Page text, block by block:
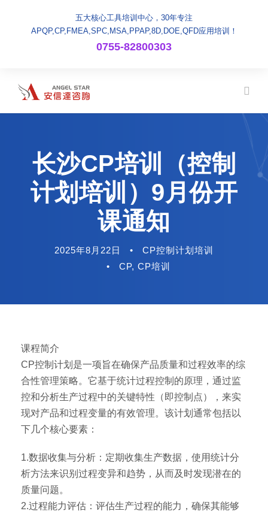
五大核心工具培训中心，30年专注
APQP,CP,FMEA,SPC,MSA,PPAP,8D,DOE,QFD应用培训！
0755-82800303
长沙CP培训（控制
计划培训）9月份开
课通知
2025年8月22日 •
CP控制计划培训
•
CP, CP培训
课程简介
CP控制计划是一项旨在确保产品质量和过程效率的综
合性管理策略。它基于统计过程控制的原理，通过监
控和分析生产过程中的关键特性（即控制点），来实
现对产品和过程变量的有效管理。该计划通常包括以
下几个核心要素：
1.数据收集与分析：定期收集生产数据，使用统计分
析方法来识别过程变异和趋势，从而及时发现潜在的
质量问题。
2.过程能力评估：评估生产过程的能力，确保其能够